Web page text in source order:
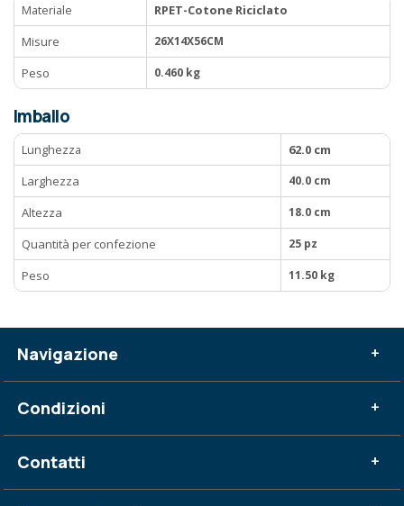
Materiale
RPET-Cotone Riciclato
Misure
26X14X56CM
Peso 0.460 kg
Imballo
Lunghezza
62.0 cm
Larghezza
40.0 cm
Altezza 18.0 cm
Quantità per confezione 25 pz
Peso 11.50 kg
Navigazione +
Condizioni +
Contatti +